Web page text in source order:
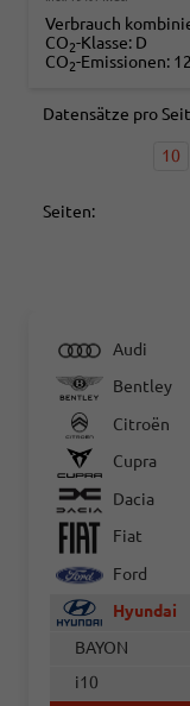
Verbrauch
CO2-Klasse: D
CO2-Emissionen:
Datensätze pro
10
Seiten:
Audi
Bentley
Citroën
Cupra
Dacia
Fiat
Ford
Hyundai
BAYON
i10